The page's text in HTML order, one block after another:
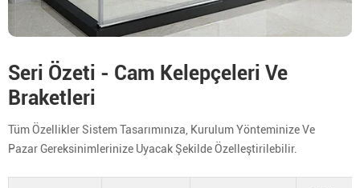
Seri Özeti - Cam Kelepçeleri Ve
Braketleri
Tüm Özellikler Sistem Tasarımınıza, Kurulum Yönteminize Ve
Pazar Gereksinimlerinize Uyacak Şekilde Özelleştirilebilir.